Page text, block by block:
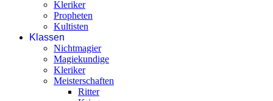
Kleriker
Propheten
Kultisten
Klassen
Nichtmagier
Magiekundige
Kleriker
Meisterschaften
Ritter